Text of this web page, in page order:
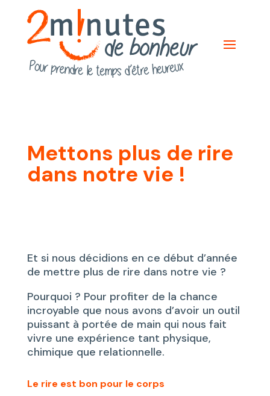
Mettons plus de rire
dans notre vie !
Et si nous décidions en ce début d’année
de mettre plus de rire dans notre vie ?
Pourquoi ? Pour profiter de la chance
incroyable que nous avons d’avoir un outil
puissant à portée de main qui nous fait
vivre une expérience tant physique,
chimique que relationnelle.
Le rire est bon pour le corps